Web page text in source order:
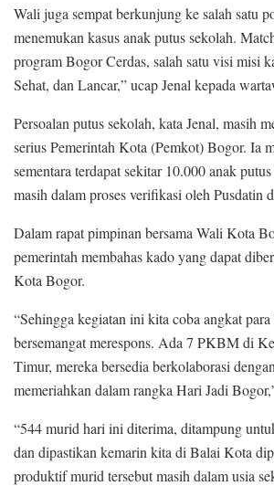
Wali juga sempat berkunjung ke salah satu
menemukan kasus anak putus sekolah.
program Bogor Cerdas, salah satu visi misi
Sehat, dan Lancar,” ucap Jenal kepada
Persoalan putus sekolah, kata Jenal, masih
serius Pemerintah Kota (Pemkot) Bogor. Ia
sementara terdapat sekitar 10.000 anak
masih dalam proses verifikasi oleh Pusdatin
Dalam rapat pimpinan bersama Wali Kota
pemerintah membahas kado yang dapat
Kota Bogor.
“Sehingga kegiatan ini kita coba angkat
bersemangat merespons. Ada 7 PKBM di
Timur, mereka bersedia berkolaborasi
memeriahkan dalam rangka Hari Jadi
“544 murid hari ini diterima, ditampung
dan dipastikan kemarin kita di Balai Kota
produktif murid tersebut masih dalam usia